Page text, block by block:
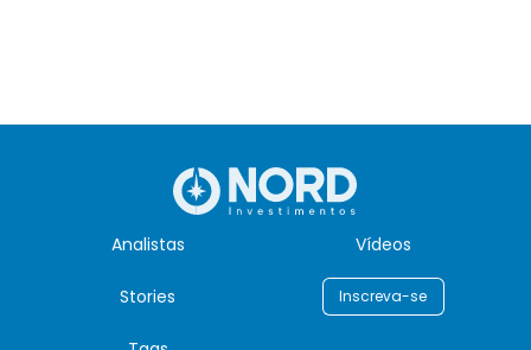
Analistas Vídeos
Stories Inscreva-se